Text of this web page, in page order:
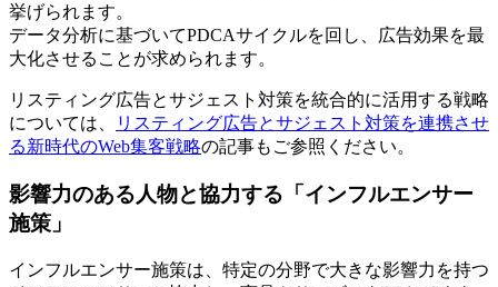
挙げられます。
データ分析に基づいてPDCAサイクルを回し、広告効果を最
大化させることが求められます。
リスティング広告とサジェスト対策を統合的に活用する戦略
については、
リスティング広告とサジェスト対策を連携させ
る新時代のWeb集客戦略の記事もご参照ください。
影響力のある人物と協力する「インフルエンサー
施策」
インフルエンサー施策は、特定の分野で大きな影響力を持つ